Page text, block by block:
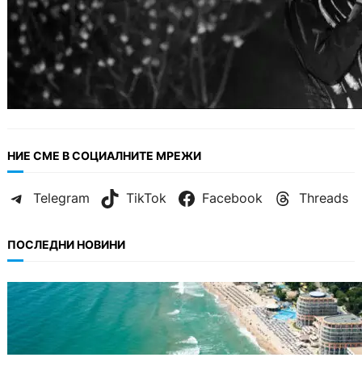
НИЕ СМЕ В СОЦИАЛНИТЕ МРЕЖИ
Telegram TikTok Facebook Threads
ПОСЛЕДНИ НОВИНИ
ИКОНОМИКА
Интерактивна карта показва всички водни
бази по Черноморието